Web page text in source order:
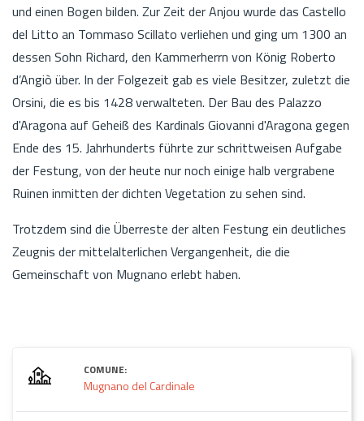
und einen Bogen bilden. Zur Zeit der Anjou wurde das Castello
del Litto an Tommaso Scillato verliehen und ging um 1300 an
dessen Sohn Richard, den Kammerherrn von König Roberto
d’Angiò über. In der Folgezeit gab es viele Besitzer, zuletzt die
Orsini, die es bis 1428 verwalteten. Der Bau des Palazzo
d'Aragona auf Geheiß des Kardinals Giovanni d'Aragona gegen
Ende des 15. Jahrhunderts führte zur schrittweisen Aufgabe
der Festung, von der heute nur noch einige halb vergrabene
Ruinen inmitten der dichten Vegetation zu sehen sind.
Trotzdem sind die Überreste der alten Festung ein deutliches
Zeugnis der mittelalterlichen Vergangenheit, die die
Gemeinschaft von Mugnano erlebt haben.
COMUNE:
Mugnano del Cardinale